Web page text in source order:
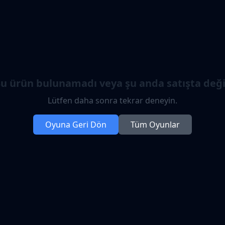
ürün bulunamadı veya şu anda satışta
Lütfen daha sonra tekrar deneyin.
Oyuna Geri Dön Tüm Oyunlar